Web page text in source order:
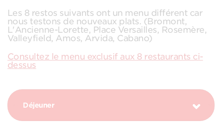
Les 8 restos suivants ont un menu différent car
nous testons de nouveaux plats. (Bromont,
L'Ancienne-Lorette, Place Versailles, Rosemère,
Valleyfield, Amos, Arvida, Cabano)
Consultez le menu exclusif aux 8 restaurants ci-
dessus
Déjeuner